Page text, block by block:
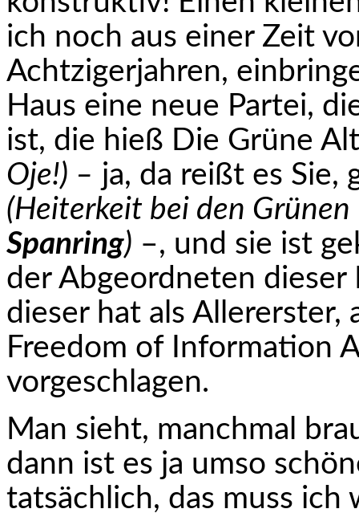
ich noch aus einer Zeit
Achtzigerjahren,
Haus eine neue Partei,
ist, die hieß Die Grüne
Oje!) – ja, da reißt es Sie,
(Heiterkeit bei den
Spanring) –, und sie ist
der Abgeordneten dieser
dieser hat als Allererster,
Freedom of Information
vorgeschlagen.
Man sieht, manchmal
dann ist es ja umso
tatsächlich, das muss ich